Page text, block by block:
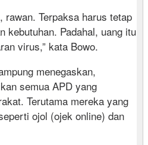
rawan. Terpaksa harus tetap
kebutuhan. Padahal, uang itu
virus,” kata Bowo.
menegaskan,
semua APD yang
Terutama mereka yang
ojol (ojek online) dan